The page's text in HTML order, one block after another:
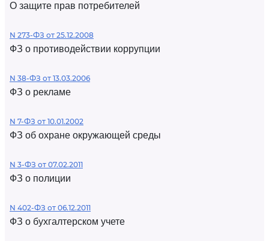
О защите прав потребителей
N 273-ФЗ от 25.12.2008
ФЗ о противодействии коррупции
N 38-ФЗ от 13.03.2006
ФЗ о рекламе
N 7-ФЗ от 10.01.2002
ФЗ об охране окружающей среды
N 3-ФЗ от 07.02.2011
ФЗ о полиции
N 402-ФЗ от 06.12.2011
ФЗ о бухгалтерском учете